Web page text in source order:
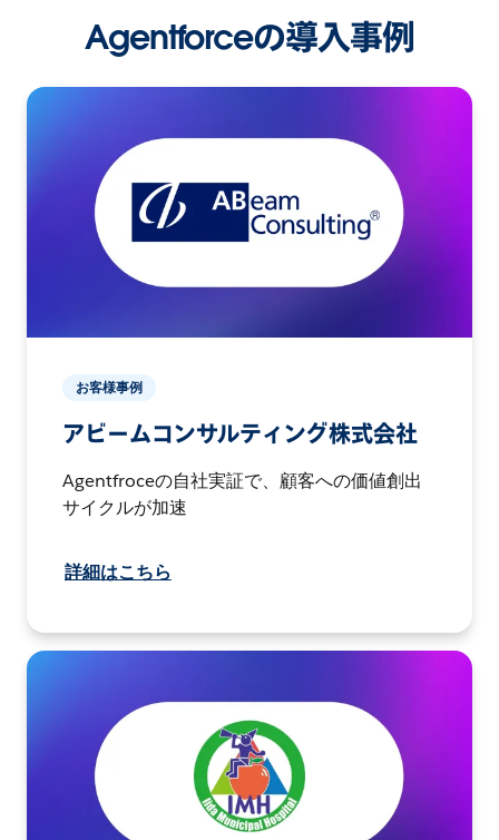
Agentforceの導入事例
お客様事例
アビームコンサルティング株式会社
Agentfroceの自社実証で、顧客への価値創出
サイクルが加速
詳細はこちら